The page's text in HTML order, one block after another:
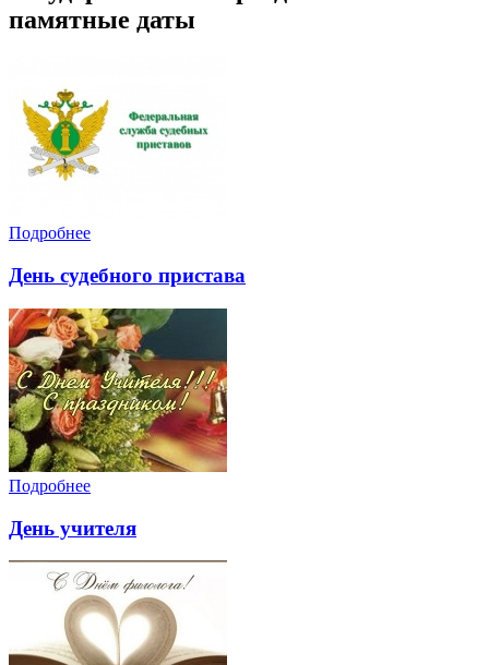
памятные даты
Подробнее
День судебного пристава
Подробнее
День учителя